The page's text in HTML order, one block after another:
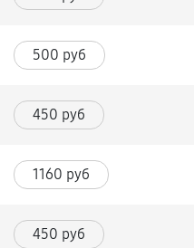
500 руб
450 руб
1160 руб
450 руб